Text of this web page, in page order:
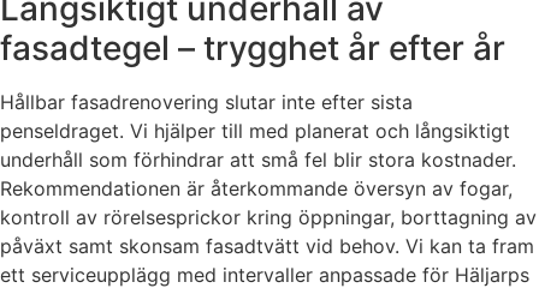
Långsiktigt underhåll av
fasadtegel – trygghet år efter år
Hållbar fasadrenovering slutar inte efter sista
penseldraget. Vi hjälper till med planerat och långsiktigt
underhåll som förhindrar att små fel blir stora kostnader.
Rekommendationen är återkommande översyn av fogar,
kontroll av rörelsesprickor kring öppningar, borttagning av
påväxt samt skonsam fasadtvätt vid behov. Vi kan ta fram
ett serviceupplägg med intervaller anpassade för Häljarps